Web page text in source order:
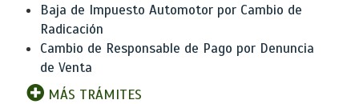
Baja de Impuesto Automotor por Cambio de
Radicación
Cambio de Responsable de Pago por Denuncia
de Venta
MÁS TRÁMITES